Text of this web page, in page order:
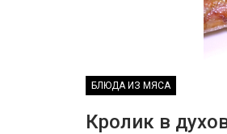
БЛЮДА ИЗ МЯСА
Кролик в